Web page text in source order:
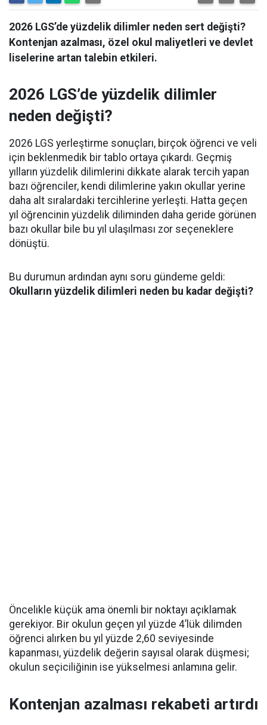
2026 LGS’de yüzdelik dilimler neden sert değişti?
Kontenjan azalması, özel okul maliyetleri ve devlet
liselerine artan talebin etkileri.
2026 LGS’de yüzdelik dilimler
neden değişti?
2026 LGS yerleştirme sonuçları, birçok öğrenci ve veli
için beklenmedik bir tablo ortaya çıkardı. Geçmiş
yılların yüzdelik dilimlerini dikkate alarak tercih yapan
bazı öğrenciler, kendi dilimlerine yakın okullar yerine
daha alt sıralardaki tercihlerine yerleşti. Hatta geçen
yıl öğrencinin yüzdelik diliminden daha geride görünen
bazı okullar bile bu yıl ulaşılması zor seçeneklere
dönüştü.
Bu durumun ardından aynı soru gündeme geldi:
Okulların yüzdelik dilimleri neden bu kadar değişti?
Öncelikle küçük ama önemli bir noktayı açıklamak
gerekiyor. Bir okulun geçen yıl yüzde 4’lük dilimden
öğrenci alırken bu yıl yüzde 2,60 seviyesinde
kapanması, yüzdelik değerin sayısal olarak düşmesi;
okulun seçiciliğinin ise yükselmesi anlamına gelir.
Kontenjan azalması rekabeti artırdı